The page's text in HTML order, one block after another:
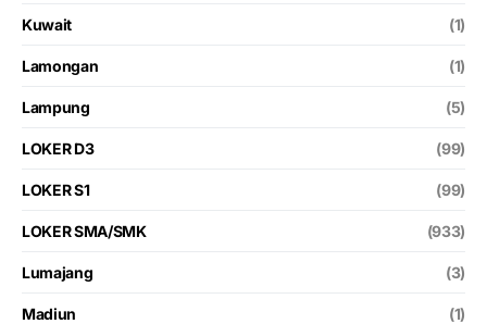
Kuwait (1)
Lamongan (1)
Lampung (5)
LOKER D3 (99)
LOKER S1 (99)
LOKER SMA/SMK (933)
Lumajang (3)
Madiun (1)